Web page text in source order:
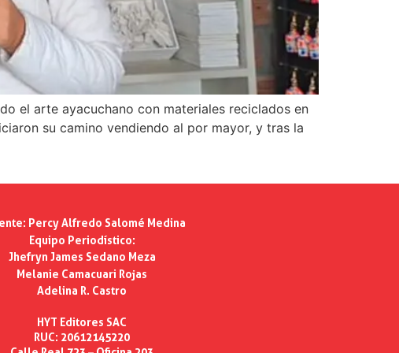
el arte ayacuchano con materiales reciclados en
su camino vendiendo al por mayor, y tras la
Percy Alfredo Salomé Medina
Equipo Periodístico:
Jhefryn James Sedano Meza
Melanie Camacuari Rojas
Adelina R. Castro
HYT Editores SAC
RUC: 20612145220